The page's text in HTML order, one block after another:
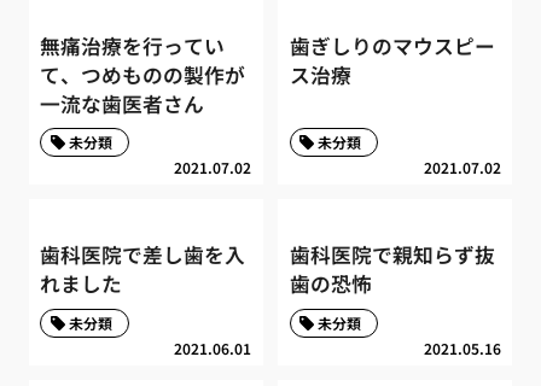
無痛治療を行ってい
て、つめものの製作が
一流な歯医者さん
2021.07.02
未分類
歯ぎしりのマウスピー
ス治療
2021.07.02
未分類
歯科医院で差し歯を入
れました
2021.06.01
未分類
歯科医院で親知らず抜
歯の恐怖
2021.05.16
未分類